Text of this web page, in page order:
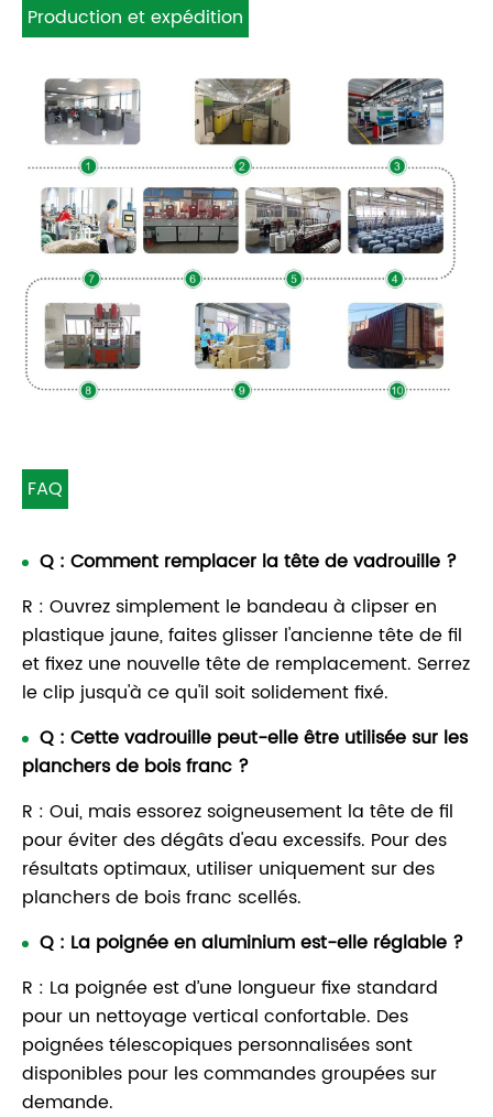
Production et expédition
FAQ
Q : Comment remplacer la tête de vadrouille ?
R : Ouvrez simplement le bandeau à clipser en
plastique jaune, faites glisser l'ancienne tête de fil
et fixez une nouvelle tête de remplacement. Serrez
le clip jusqu'à ce qu'il soit solidement fixé.
Q : Cette vadrouille peut-elle être utilisée sur les
planchers de bois franc ?
R : Oui, mais essorez soigneusement la tête de fil
pour éviter des dégâts d'eau excessifs. Pour des
résultats optimaux, utiliser uniquement sur des
planchers de bois franc scellés.
Q : La poignée en aluminium est-elle réglable ?
R : La poignée est d’une longueur fixe standard
pour un nettoyage vertical confortable. Des
poignées télescopiques personnalisées sont
disponibles pour les commandes groupées sur
demande.